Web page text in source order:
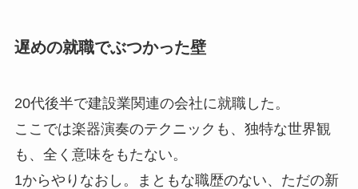
遅めの就職でぶつかった壁
20代後半で建設業関連の会社に就職した。
ここでは楽器演奏のテクニックも、独特な世界観
も、全く意味をもたない。
1からやりなおし。まともな職歴のない、ただの新